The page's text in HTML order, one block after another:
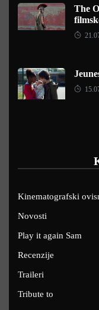
The
Kinematografski
Novosti
Play it again Sam
Recenzije
Traileri
Tribute to